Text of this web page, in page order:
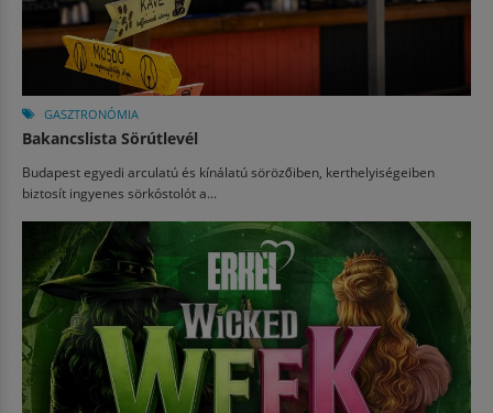
GASZTRONÓMIA
Bakancslista Sörútlevél
Budapest egyedi arculatú és kínálatú sörözőiben, kerthelyiségeiben
biztosít ingyenes sörkóstolót a...